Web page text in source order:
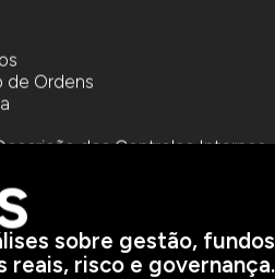
de Ordens
dos Controles Internos
sobre gestão, fundos
risco e governança.